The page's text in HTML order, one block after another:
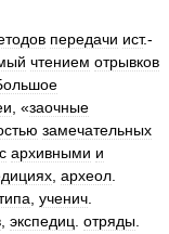
передачи ист.-
чтением отрывков
, «заочные
замечательных
с архивными и
археол
ученич
экспедиц отряды